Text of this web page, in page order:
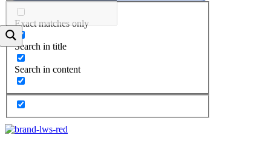
Exact matches only
Search in title
Search in content